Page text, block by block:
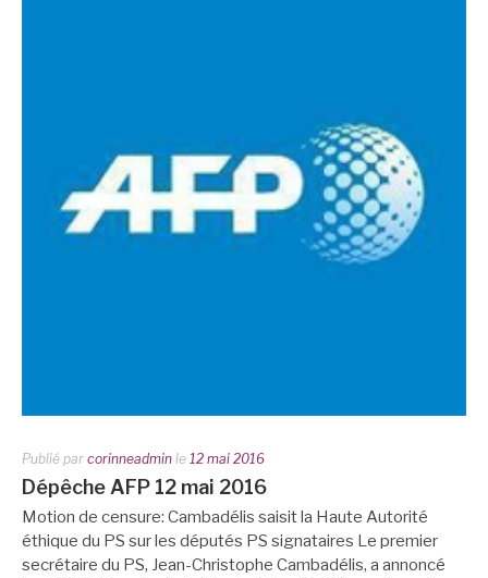
Publié par corinneadmin le 12 mai 2016
Dépêche AFP 12 mai 2016
Motion de censure: Cambadélis saisit la Haute Autorité
éthique du PS sur les députés PS signataires Le premier
secrétaire du PS, Jean-Christophe Cambadélis, a annoncé